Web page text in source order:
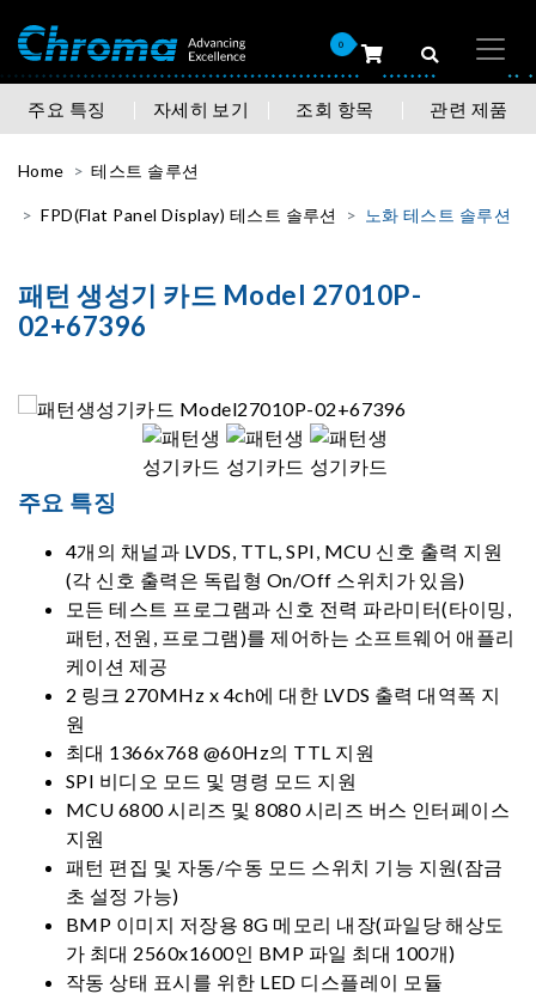
0
주요 특징 자세히 보기 조회 항목 관련 제품
Home 테스트 솔루션
FPD(Flat Panel Display) 테스트 솔루션 노화 테스트 솔루션
패턴 생성기 카드 Model 27010P-
02+67396
주요 특징
4개의 채널과 LVDS, TTL, SPI, MCU 신호 출력 지원
(각 신호 출력은 독립형 On/Off 스위치가 있음)
모든 테스트 프로그램과 신호 전력 파라미터(타이밍,
패턴, 전원, 프로그램)를 제어하는 소프트웨어 애플리
케이션 제공
2 링크 270MHz x 4ch에 대한 LVDS 출력 대역폭 지
원
최대 1366x768 @60Hz의 TTL 지원
SPI 비디오 모드 및 명령 모드 지원
MCU 6800 시리즈 및 8080 시리즈 버스 인터페이스
지원
패턴 편집 및 자동/수동 모드 스위치 기능 지원(잠금
초 설정 가능)
BMP 이미지 저장용 8G 메모리 내장(파일당 해상도
가 최대 2560x1600인 BMP 파일 최대 100개)
작동 상태 표시를 위한 LED 디스플레이 모듈